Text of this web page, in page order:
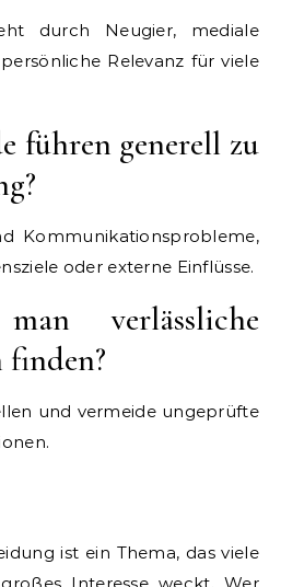
durch Neugier, mediale
Relevanz für viele
führen generell zu
Kommunikationsprobleme,
oder externe Einflüsse.
verlässliche
und vermeide ungeprüfte
ist ein Thema, das viele